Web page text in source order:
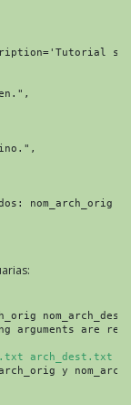
nom_arch_orig y
nom_arch_dest
are
arch_dest.txt
y